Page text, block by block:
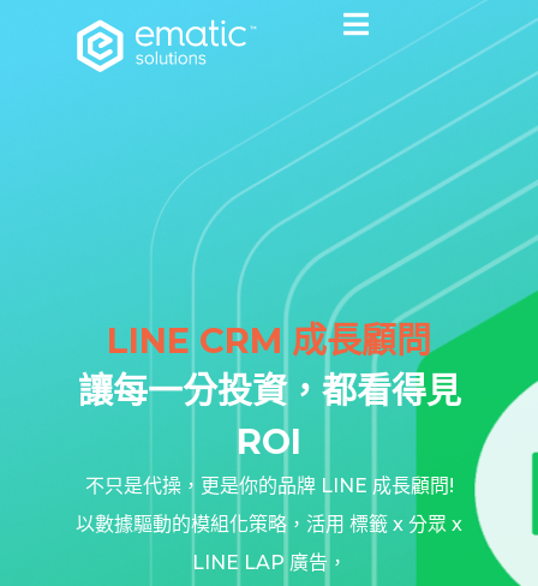
LINE CRM 成長顧問
讓每一分投資，都看得見
ROI
不只是代操，更是你的品牌 LINE 成長顧問!
以數據驅動的模組化策略，活用 標籤 x 分眾 x
LINE LAP 廣告，